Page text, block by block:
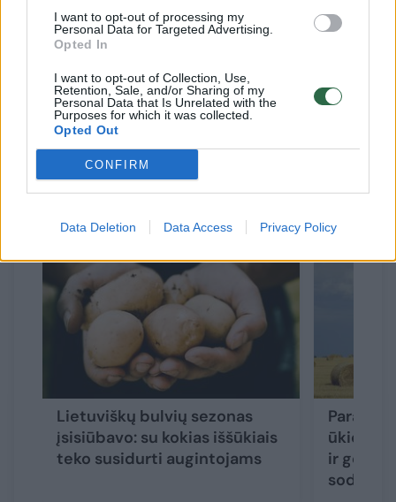
I want to opt-out of processing my
Personal Data for Targeted Advertising.
Opted In
I want to opt-out of Collection, Use,
Retention, Sale, and/or Sharing of my
Personal Data that Is Unrelated with the
Purposes for which it was collected.
Opted Out
CONFIRM
Data Deletion Data Access Privacy Policy
41 metai) ūkininkai, kurių remiama veikla –
žemės ūkio produktų gamyba, taip pat
(išaugintų) jų valdoje, apdorojimas,
perdirbimas bei tiekimas rinkai.
Susiję straipsniai
Lietuviškų bulvių sezonas
įsisiūbavo: su kokias iššūkiais
teko susidurti augintojams
Parama
ūkio
ir gera